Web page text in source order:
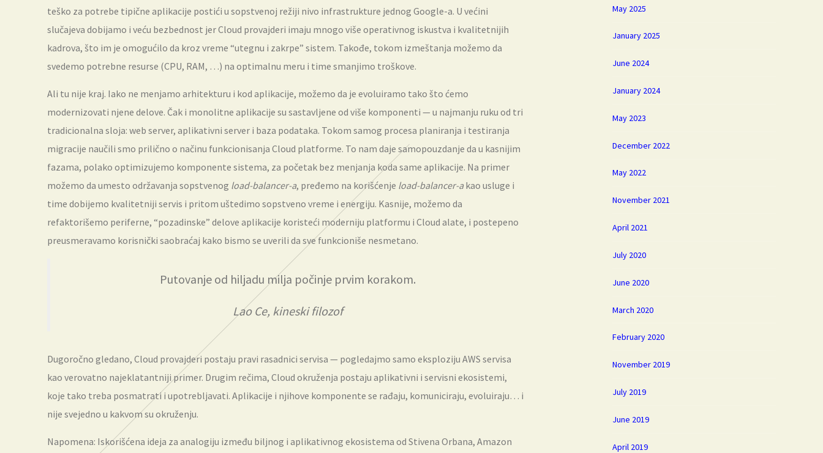
teško za potrebe tipične aplikacije postići u sopstvenoj režiji nivo infrastrukture jednog Google-a. U većini
slučajeva dobijamo i veću bezbednost jer Cloud provajderi imaju mnogo više operativnog iskustva i kvalitetnijih
kadrova, što im je omogućilo da kroz vreme “utegnu i zakrpe” sistem. Takođe, tokom izmeštanja možemo da
svedemo potrebne resurse (CPU, RAM, …) na optimalnu meru i time smanjimo troškove.
Ali tu nije kraj. Iako ne menjamo arhitekturu i kod aplikacije, možemo da je evoluiramo tako što ćemo
modernizovati njene delove. Čak i monolitne aplikacije su sastavljene od više komponenti — u najmanju ruku od tri
tradicionalna sloja: web server, aplikativni server i baza podataka. Tokom samog procesa planiranja i testiranja
migracije naučili smo prilično o načinu funkcionisanja Cloud platforme. To nam daje samopouzdanje da u kasnijim
fazama, polako optimizujemo komponente sistema, za početak bez menjanja koda same aplikacije. Na primer
možemo da umesto održavanja sopstvenog load-balancer-a, pređemo na korišćenje load-balancer-akao usluge i
time dobijemo kvalitetniji servis i pritom uštedimo sopstveno vreme i energiju. Kasnije, možemo da
refaktorišemo periferne, “pozadinske” delove aplikacije koristeći moderniju platformu i Cloud alate, i postepeno
preusmeravamo korisnički saobraćaj kako bismo se uverili da sve funkcioniše nesmetano.
Putovanje od hiljadu milja počinje prvim korakom.
Lao Ce, kineski filozof
Dugoročno gledano, Cloud provajderi postaju pravi rasadnici servisa — pogledajmo samo eksploziju AWS servisa
kao verovatno najeklatantniji primer. Drugim rečima, Cloud okruženja postaju aplikativni i servisni ekosistemi,
koje tako treba posmatrati i upotrebljavati. Aplikacije i njihove komponente se rađaju, komuniciraju, evoluiraju… i
nije svejedno u kakvom su okruženju.
Napomena: Iskorišćena ideja za analogiju između biljnog i aplikativnog ekosistema od Stivena Orbana, Amazon
May 2025
January 2025
June 2024
January 2024
May 2023
December 2022
May 2022
November 2021
April 2021
July 2020
June 2020
March 2020
February 2020
November 2019
July 2019
June 2019
April 2019